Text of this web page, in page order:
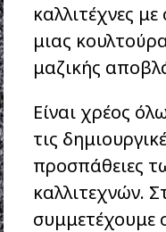
καλλιτέχνες
μιας
μαζικής
Είναι χρέος
τις
προσπάθειες
καλλιτεχνών.
συμμετέχουμε